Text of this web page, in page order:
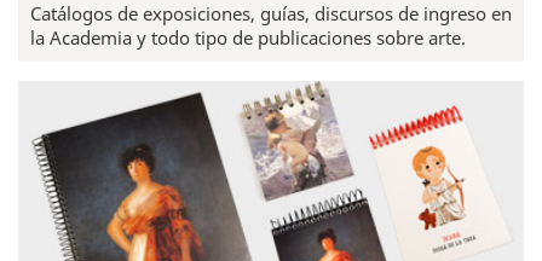
Catálogos de exposiciones, guías, discursos de ingreso en
la Academia y todo tipo de publicaciones sobre arte.